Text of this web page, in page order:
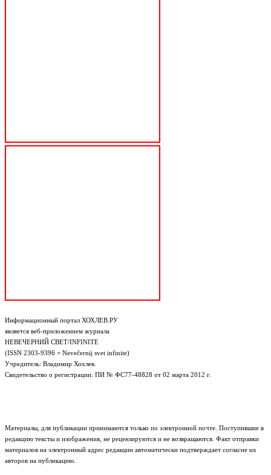
Информационный портал ХОХЛЕВ.РУ
является веб-приложением журнала
НЕВЕЧЕРНИЙ СВЕТ/INFINITE
(ISSN 2303-9396 = Nevečernij svet infinite)
Учредитель: Владимир Хохлев.
Свидетельство о регистрации: ПИ № ФС77-48828 от 02 марта 2012 г.
Материалы, для публикации принимаются только по электронной почте. Поступившие в
редакцию тексты и изображения, не рецензируются и не возвращаются. Факт отправки
материалов на электронный адрес редакции автоматически подтверждает согласие их
авторов на публикацию.